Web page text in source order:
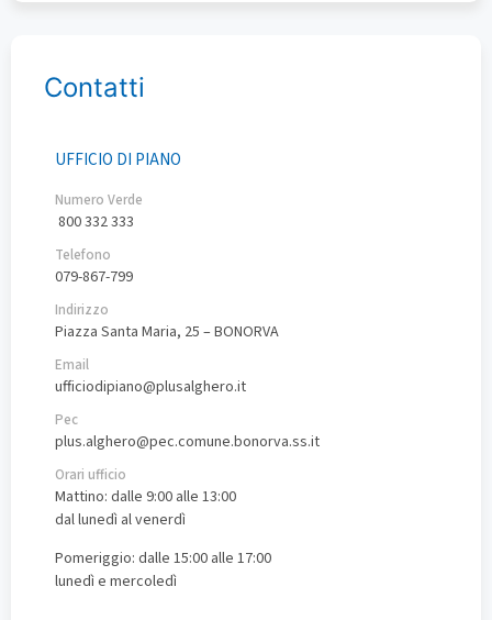
Contatti
UFFICIO DI PIANO
Numero Verde
800 332 333
Telefono
079-867-799
Indirizzo
Piazza Santa Maria, 25 – BONORVA
Email
ufficiodipiano@plusalghero.it
Pec
plus.alghero@pec.comune.bonorva.ss.it
Orari ufficio
Mattino: dalle 9:00 alle 13:00
dal lunedì al venerdì
Pomeriggio: dalle 15:00 alle 17:00
lunedì e mercoledì